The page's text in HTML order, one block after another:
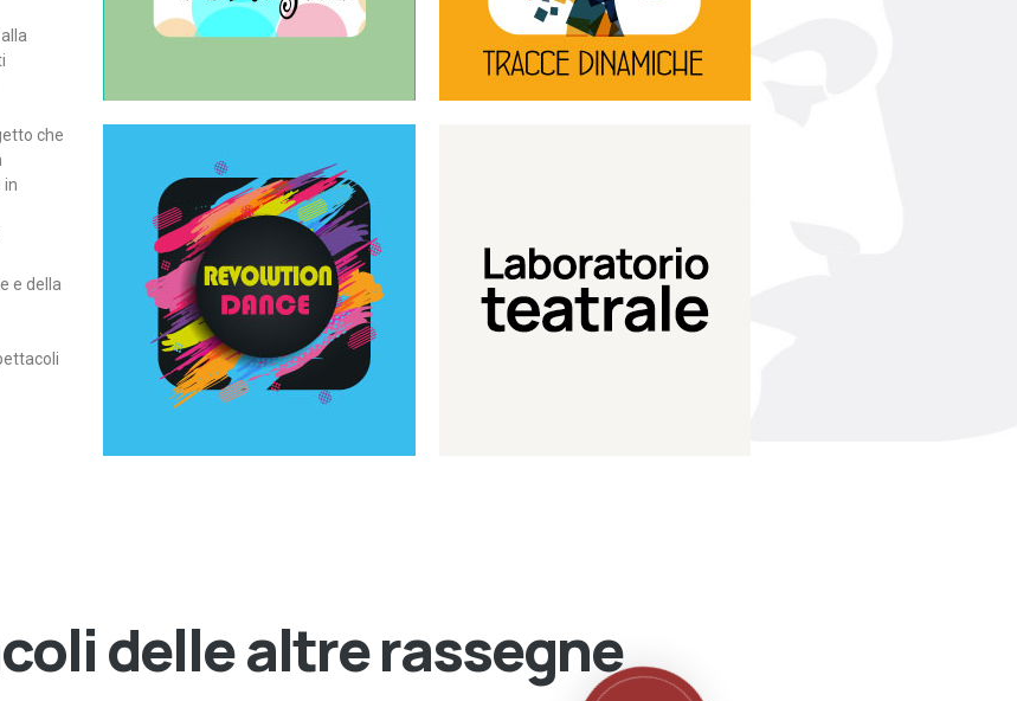
che
in
e della
Teatro in famiglia Tracce dinamiche
Revolution Dance
Rassegna di danza
contemporanea – I Edizione
Continua
Laboratorio di teatro del
Teatro Eduardo de Filippo
delle altre rassegne